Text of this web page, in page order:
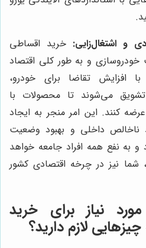
و اشتغال‌زایی: خرید اقساطی
و به طور کلی اقتصاد
افزایش تقاضا برای خودرو،
تشویق می‌شوند تا محصولات با
کنند. این امر منجر به ایجاد
ناخالص داخلی و بهبود وضعیت
به نفع همه افراد جامعه خواهد
شما نیز در چرخه اقتصادی کشور
نیاز برای خرید
لازم دارید؟